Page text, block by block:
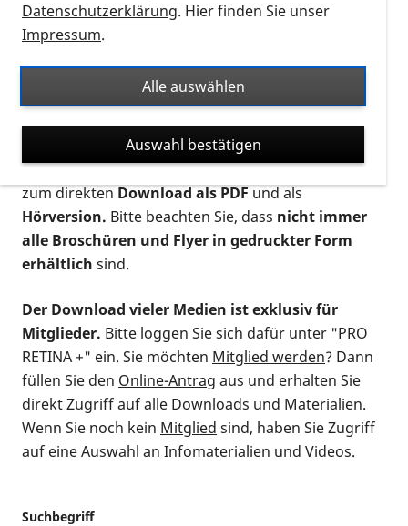
Auf dieser Seite finden Sie sämtliches Infomaterial
Ort. Nutzen Sie den Formatfilter, um ausschließlich
nach Flyern und Broschüren, Audios oder Videos zu
suchen. Die meisten Flyer und Broschüren werden in
verschiedenen Formaten angeboten: zur
postalischen Bestellung als gedruckte Variante
zum direktenDownload als PDFund als
Hörversion. Bitte beachten Sie, dass nicht immer
alle Broschüren und Flyer in gedruckter Form
erhältlich sind.
Der Download vieler Medien ist exklusiv für
Mitglieder. Bitte loggen Sie sich dafür unter "PRO
RETINA +" ein. Sie möchten Mitglied werden? Dann
füllen Sie den Online-Antrag aus und erhalten Sie
direkt Zugriff auf alle Downloads und Materialien.
Wenn Sie noch kein Mitglied sind, haben Sie Zugriff
auf eine Auswahl an Infomaterialien und Videos.
Suchbegriff
Datenschutzerklärung. Hier finden Sie unser
Impressum.
Alle auswählen
Auswahl bestätigen